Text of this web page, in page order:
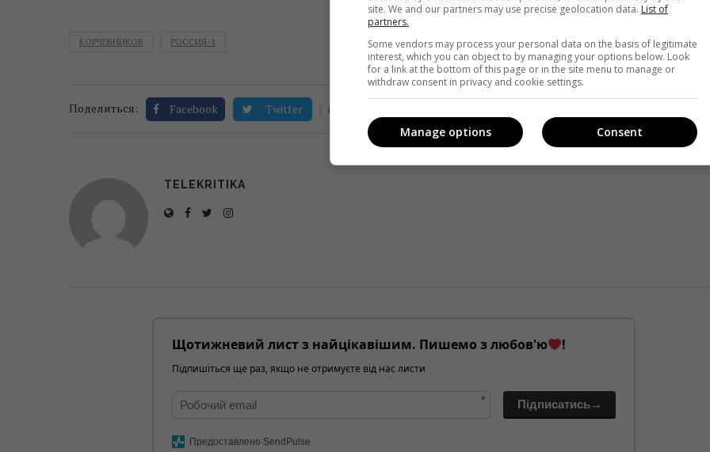
КОРЧЕВНИКОВ РОССИЯ-1
Поделиться: Facebook Twitter 0
TELEKRITIKA
Щотижневий лист з найцікавішим. Пишемо з любов'ю !
Підпишіться ще раз, якщо не отримуєте від нас листи
* Підписатись→
Предоставлено SendPulse
site. We and our partners may use precise geolocation data. List of
partners.
Some vendors may process your personal data on the basis of legitimate
interest, which you can object to by managing your options below. Look
for a link at the bottom of this page or in the site menu to manage or
withdraw consent in privacy and cookie settings.
Consent
Manage options